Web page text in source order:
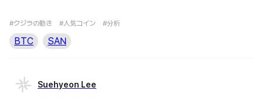
#クジラの動き #人気コイン #分析
BTC SAN
Suehyeon Lee